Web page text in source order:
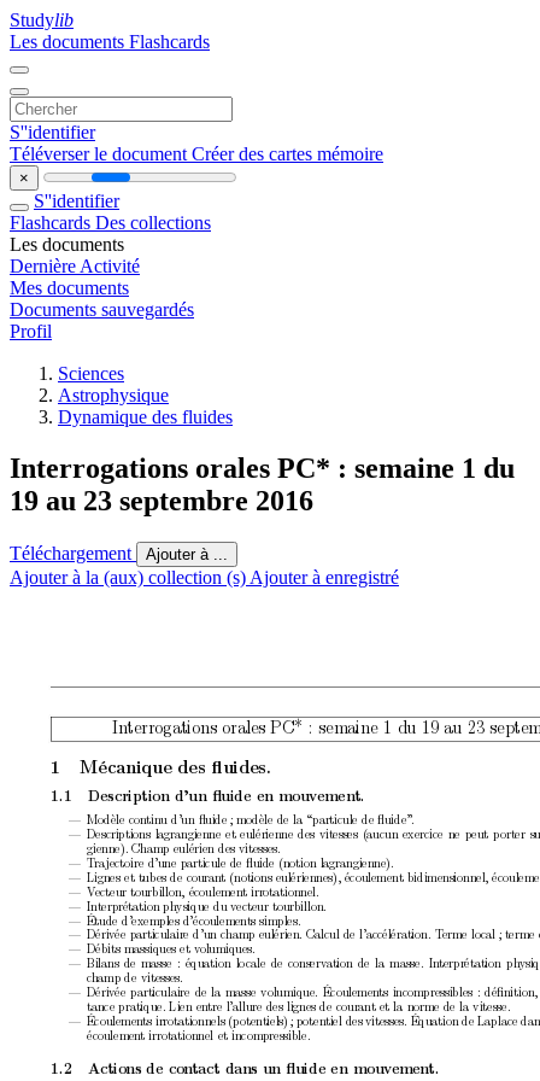
Studylib
Les documents Flashcards
S''identifier
Téléverser le document Créer des cartes mémoire
×
S''identifier
Flashcards Des collections
Les documents
Dernière Activité
Mes documents
Documents sauvegardés
Profil
Sciences
Astrophysique
Dynamique des fluides
Interrogations orales PC* : semaine 1 du
19 au 23 septembre 2016
Téléchargement Ajouter à ...
Ajouter à la (aux) collection (s) Ajouter à enregistré
Interrogations orales PC* : semaine 1 du 19 au 23
1 Mécanique des ﬂuides.
1.1 Description d’un ﬂuide en mouvement.
— Modèle continu d’un ﬂuide ; modèle de la “particule de ﬂuide”.
— Descriptions lagrangienne et eulérienne des vitesses (aucun exercice ne peut porter
gienne). Champ eulérien des vitesses.
— Trajectoire d’une particule de ﬂuide (notion lagrangienne).
— Lignes et tubes de courant (notions eulériennes), écoulement bidimensionnel,
— Vecteur tourbillon, écoulement irrotationnel.
— Interprétation physique du vecteur tourbillon.
— Étude d’exemples d’écoulements simples.
— Dérivée particulaire d’un champ eulérien. Calcul de l’accélération. Terme local ; terme
— Débits massiques et volumiques.
— Bilans de masse : équation locale de conservation de la masse. Interprétation ph
champ de vitesses.
— Dérivée particulaire de la masse volumique. Écoulements incompressibles :
tance pratique. Lien entre l’allure des lignes de courant et la norme de la vitesse.
— Écoulements irrotationnels (potentiels) ; potentiel des vitesses. Équation de Laplace
écoulement irrotationnel et incompressible.
1.2 Actions de contact dans un ﬂuide en mouvement.